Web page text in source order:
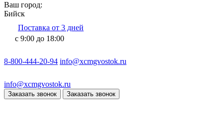
Ваш город:
Бийск
Поставка от 3 дней
с 9:00 до 18:00
8-800-444-20-94 info@xcmgvostok.ru
info@xcmgvostok.ru
Заказать звонок Заказать звонок